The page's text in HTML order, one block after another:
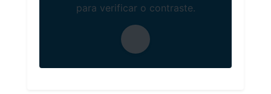
para verificar o contraste.